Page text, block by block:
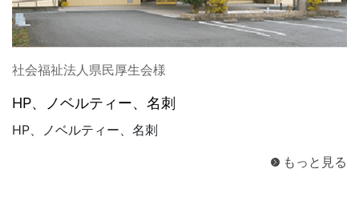
社会福祉法人県民厚生会様
HP、ノベルティー、名刺
HP、ノベルティー、名刺
もっと見る